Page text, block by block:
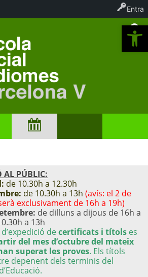
AL PÚBLIC:
de 10.30h a 12.30h
de 10.30h a 13h (avís: el 2 de
exclusivament de 16h a 19h)
de dilluns a dijous de 16h a
a 13h
decertificats i títols es
del mes d’octubre del mateix
superat les proves. Els títols
depenent dels terminis del
Entra